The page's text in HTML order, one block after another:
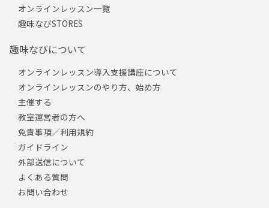
オンラインレッスン一覧
趣味なびSTORES
趣味なびについて
オンラインレッスン導入支援講座について
オンラインレッスンのやり方、始め方
主催する
教室運営者の方へ
免責事項／利用規約
ガイドライン
外部送信について
よくある質問
お問い合わせ